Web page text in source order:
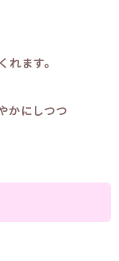
ます。
かにしつつ